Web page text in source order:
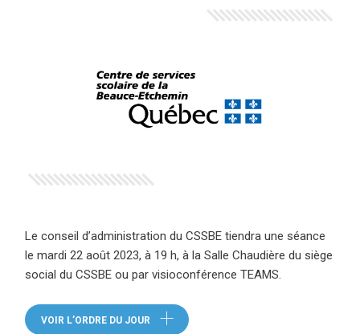
Le conseil d’administration du CSSBE tiendra une séance
le mardi 22 août 2023, à 19 h, à la Salle Chaudière du siège
social du CSSBE ou par visioconférence TEAMS.
VOIR L’ORDRE DU JOUR